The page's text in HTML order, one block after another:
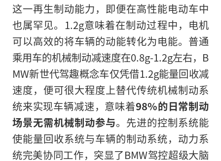
这一再生制动能力，即便在高性能电动车中
也属罕见。1.2g意味着在制动过程中，电机
可以高效的将车辆的动能转化为电能。普通
乘用车的机械制动减速度在0.8g-1.2g左右，B
MW新世代驾趣概念车仅凭借1.2g能量回收减
速度，便可很大程度上替代传统机械制动系
统来实现车辆减速，意味着98%的日常制动
场景无需机械制动参与。先进的控制系统能
使能量回收系统与车辆的制动系统，动力系
统完美协同工作，突显了BMW驾控超级大脑